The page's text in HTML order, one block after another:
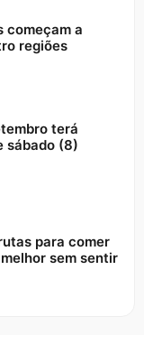
começam a
regiões
terá
sábado (8)
para comer
sem sentir